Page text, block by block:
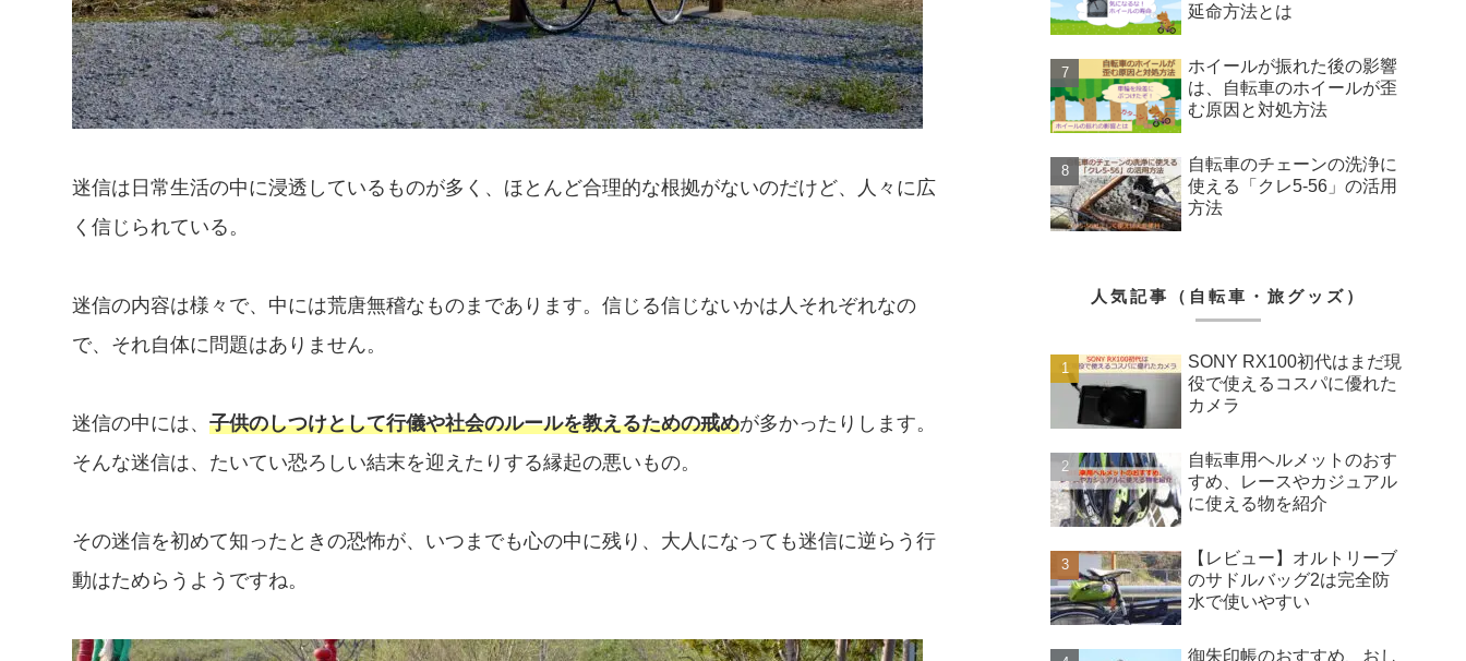
迷信は日常生活の中に浸透しているものが多く、ほとんど合理的な根拠がないのだけど、人々に広
く信じられている。
迷信の内容は様々で、中には荒唐無稽なものまであります。信じる信じないかは人それぞれなの
で、それ自体に問題はありません。
迷信の中には、 子供のしつけとして行儀や社会のルールを教えるための戒めが多かったりします。
そんな迷信は、たいてい恐ろしい結末を迎えたりする縁起の悪いもの。
その迷信を初めて知ったときの恐怖が、いつまでも心の中に残り、大人になっても迷信に逆らう行
動はためらうようですね。
延命方法とは
ホイールが振れた後の影響
は、自転車のホイールが歪
む原因と対処方法
自転車のチェーンの洗浄に
使える「クレ5-56」の活用
方法
人気記事（自転車・旅グッズ）
SONY RX100初代はまだ現
役で使えるコスパに優れた
カメラ
自転車用ヘルメットのおす
すめ、レースやカジュアル
に使える物を紹介
【レビュー】オルトリーブ
のサドルバッグ2は完全防
水で使いやすい
御朱印帳のおすすめ、おし